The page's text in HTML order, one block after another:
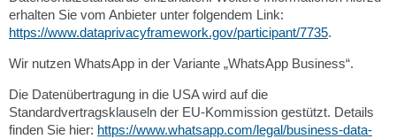
erhalten Sie vom Anbieter unter folgendem Link:
https://www.dataprivacyframework.gov/participant/7735.
Wir nutzen WhatsApp in der Variante „WhatsApp Business“.
Die Datenübertragung in die USA wird auf die
Standardvertragsklauseln der EU-Kommission gestützt. Details
finden Sie hier: https://www.whatsapp.com/legal/business-data-